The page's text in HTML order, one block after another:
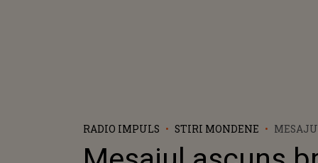
RADIO IMPULS STIRI MONDENE